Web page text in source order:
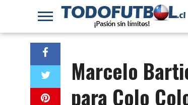
Marcelo
para Colo